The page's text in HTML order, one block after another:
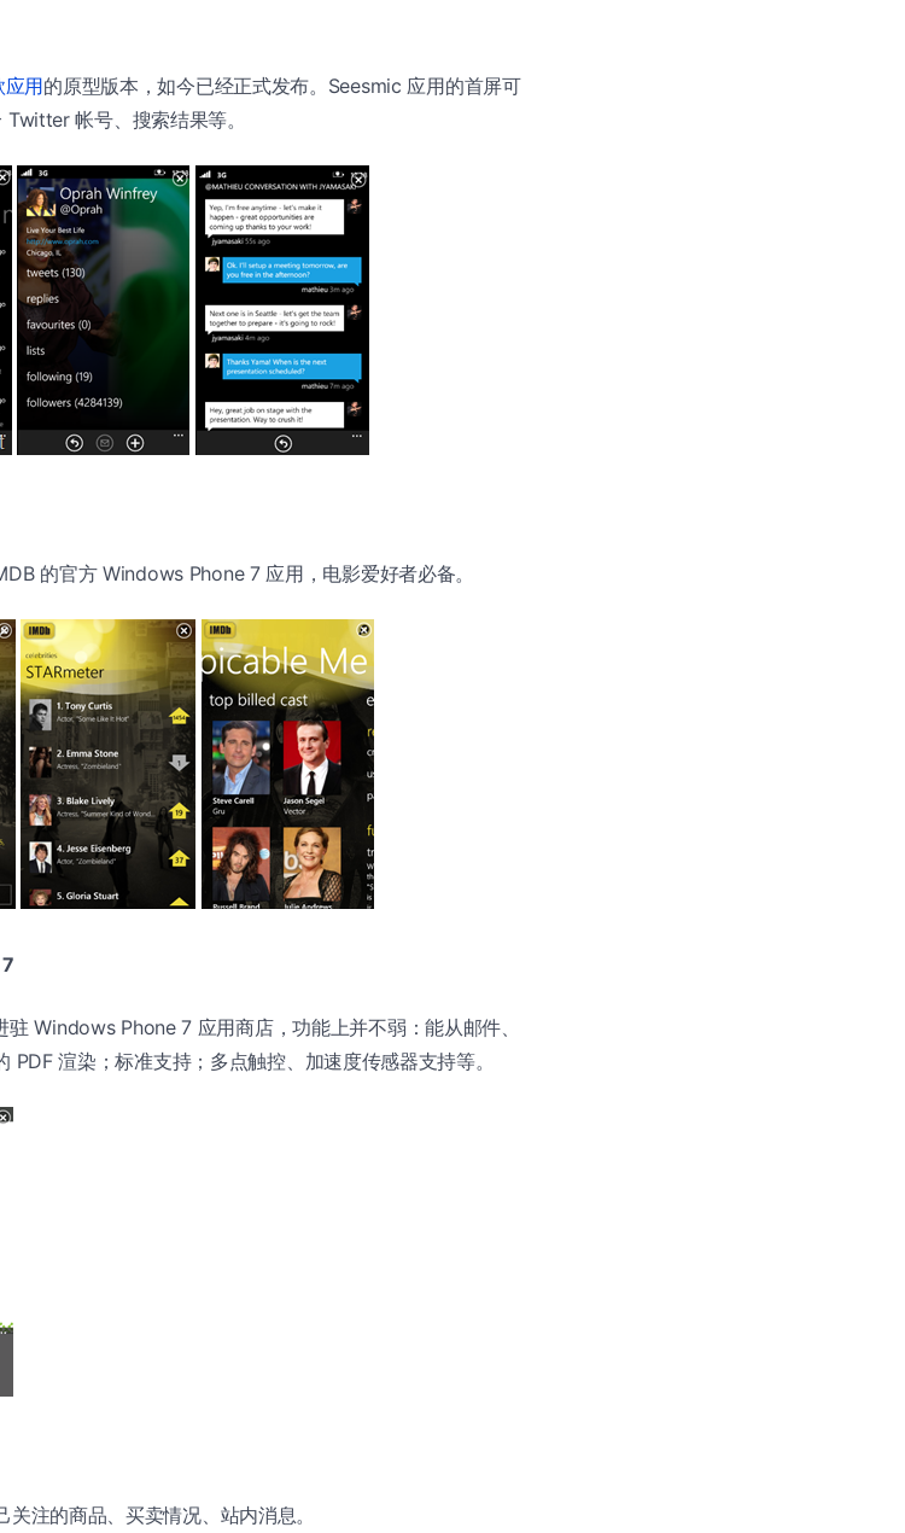
应用的原型版本，如今已经正式发布。Seesmic 应用的首屏可
帐号、搜索结果等。
的官方 Windows Phone 7 应用，电影爱好者必备。
Windows Phone 7 应用商店，功能上并不弱：能从邮件、
渲染；标准支持；多点触控、加速度传感器支持等。
注的商品、买卖情况、站内消息。